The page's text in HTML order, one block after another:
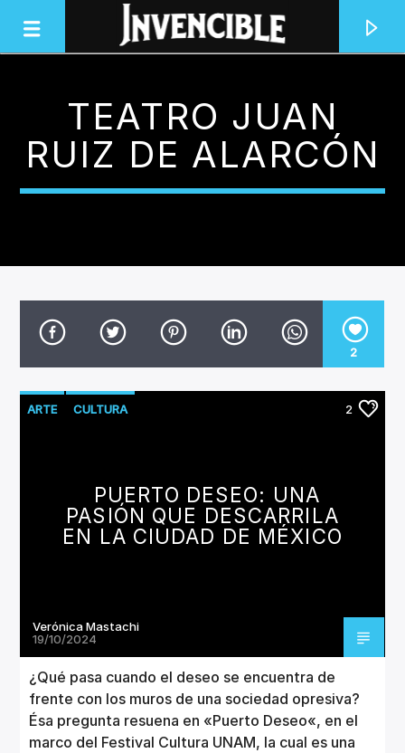
INVENCIBLE RADIO
JUNTOS SOMOS INVENCIBLES
CANCIÓN ACTUAL
TEATRO JUAN
RUIZ DE ALARCÓN
2
ARTE CULTURA 2
PUERTO DESEO: UNA
PASIÓN QUE DESCARRILA
EN LA CIUDAD DE MÉXICO
Verónica Mastachi
19/10/2024
¿Qué pasa cuando el deseo se encuentra de
frente con los muros de una sociedad opresiva?
Ésa pregunta resuena en «Puerto Deseo«, en el
marco del Festival Cultura UNAM, la cual es una